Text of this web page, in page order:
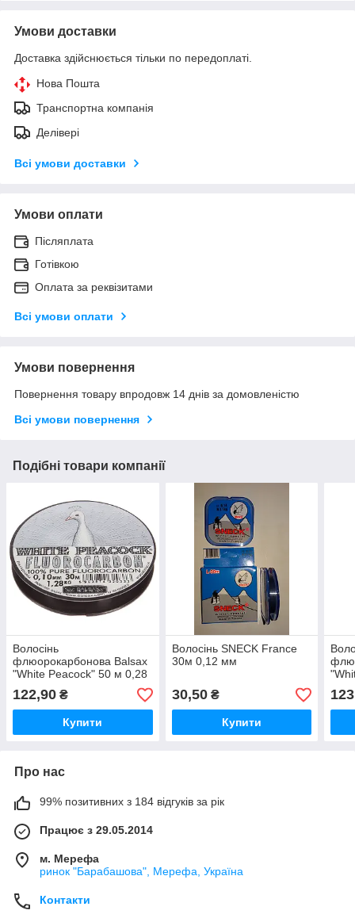
Умови доставки
Доставка здійснюється тільки по передоплаті.
Нова Пошта
Транспортна компанія
Делівері
Всі умови доставки
Умови оплати
Післяплата
Готівкою
Оплата за реквізитами
Всі умови оплати
Умови повернення
Повернення товару впродовж 14 днів за домовленістю
Всі умови повернення
Подібні товари компанії
Волосінь
флюорокарбонова Balsax
"White Peacock" 50 м 0,28
мм
122,90 ₴
Купити
Волосінь SNECK France
30м 0,12 мм
30,50₴
Купити
мм
Про нас
99% позитивних з 184 відгуків за рік
Працює з 29.05.2014
м. Мерефа
ринок "Барабашова", Мерефа, Україна
Контакти